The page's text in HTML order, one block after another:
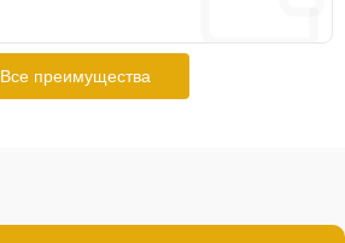
Все преимущества